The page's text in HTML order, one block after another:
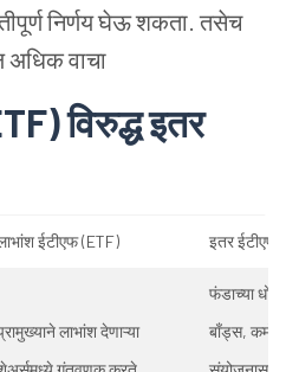
निर्णयघेऊशकता. तसेच
अधिकवाचा
विरुद्धइतर
ईटीएफ (ETF) इतरईटीएफ
लाभांशदेणाऱ्या
फंडाच्या
बाँड्स,